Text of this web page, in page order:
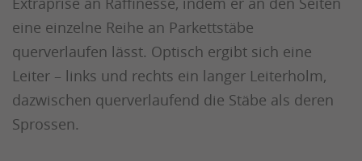
eine einzelne Reihe an Parkettstäbe
querverlaufen lässt. Optisch ergibt sich eine
Leiter – links und rechts ein langer Leiterholm,
dazwischen querverlaufend die Stäbe als deren
Sprossen.